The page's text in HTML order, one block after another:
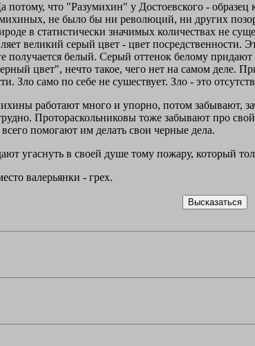
что "Разумихин" у Достоевского - образец
не было бы ни революций, ни других
в статистически значимых количествах не
великий серый цвет - цвет посредственности.
получается белый. Серый оттенок белому
цвет", нечто такое, чего нет на самом деле.
Зло само по себе не сушествует. Зло - это
работают много и упорно, потом забывают,
Протораскольниковы тоже забывают про
помогают им делать свои черные дела.
угаснуть в своей душе тому пожару, который
валерьянки - грех.